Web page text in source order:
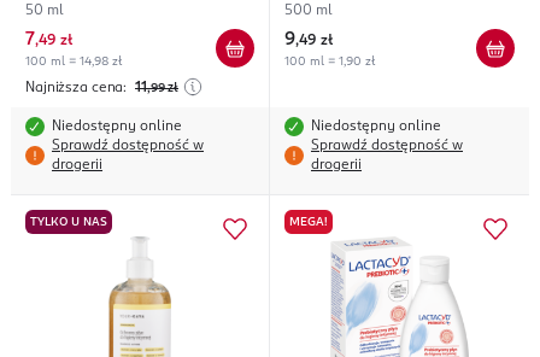
wspierająca naturalne pH
50 ml
7,49 zł
100 ml = 14,98 zł
Najniższa cena: 11,99 zł
Niedostępny online
Sprawdź dostępność w
drogerii
500 ml
9,49 zł
100 ml = 1,90 zł
Niedostępny online
Sprawdź dostępność w
drogerii
TYLKO U NAS MEGA!